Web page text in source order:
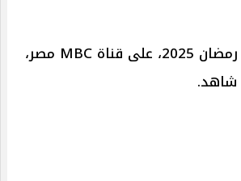
ومن المقرر عرض مسلسل إش إش خلال شهر رمضان 2025، على قناة MBC مصر،